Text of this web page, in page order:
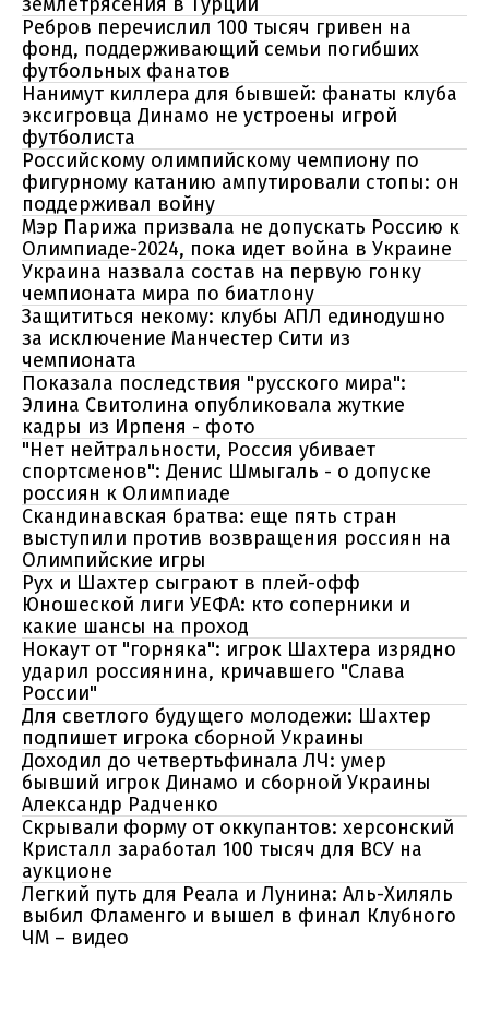
Ребров перечислил 100 тысяч гривен на
фонд, поддерживающий семьи погибших
футбольных фанатов
Нанимут киллера для бывшей: фанаты клуба
эксигровца Динамо не устроены игрой
футболиста
Российскому олимпийскому чемпиону по
фигурному катанию ампутировали стопы: он
поддерживал войну
Мэр Парижа призвала не допускать Россию к
Олимпиаде-2024, пока идет война в Украине
Украина назвала состав на первую гонку
чемпионата мира по биатлону
Защититься некому: клубы АПЛ единодушно
за исключение Манчестер Сити из
чемпионата
Показала последствия "русского мира":
Элина Свитолина опубликовала жуткие
кадры из Ирпеня - фото
"Нет нейтральности, Россия убивает
спортсменов": Денис Шмыгаль - о допуске
россиян к Олимпиаде
Скандинавская братва: еще пять стран
выступили против возвращения россиян на
Олимпийские игры
Рух и Шахтер сыграют в плей-офф
Юношеской лиги УЕФА: кто соперники и
какие шансы на проход
Нокаут от "горняка": игрок Шахтера изрядно
ударил россиянина, кричавшего "Слава
России"
Для светлого будущего молодежи: Шахтер
подпишет игрока сборной Украины
Доходил до четвертьфинала ЛЧ: умер
бывший игрок Динамо и сборной Украины
Александр Радченко
Скрывали форму от оккупантов: херсонский
Кристалл заработал 100 тысяч для ВСУ на
аукционе
Легкий путь для Реала и Лунина: Аль-Хиляль
выбил Фламенго и вышел в финал Клубного
ЧМ – видео